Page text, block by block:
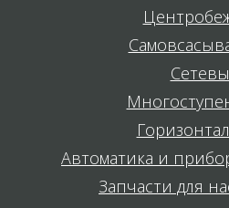
Автоматика и
Запчасти для